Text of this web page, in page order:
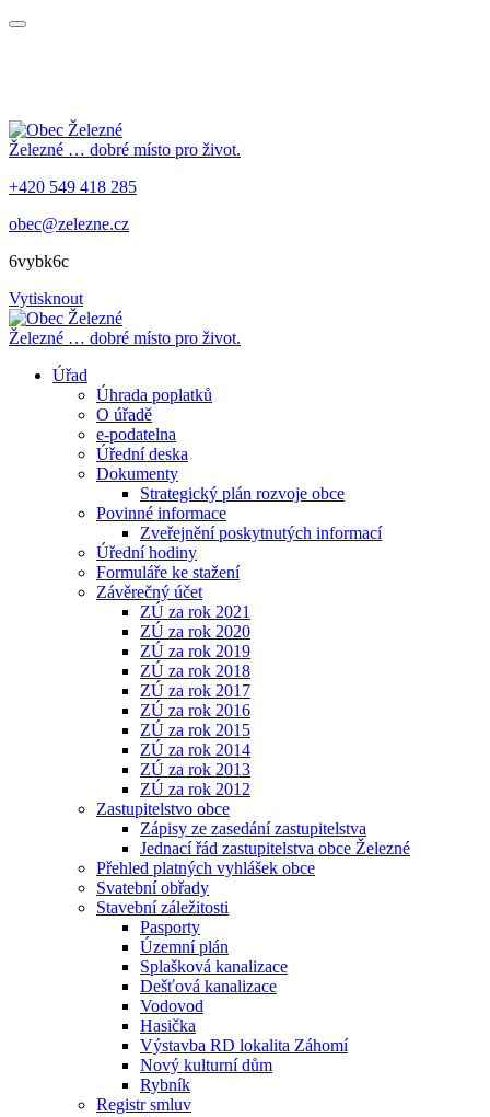
Železné … dobré místo pro život.
+420 549 418 285
obec@zelezne.cz
6vybk6c
Vytisknout
Železné … dobré místo pro život.
Úřad
Úhrada poplatků
O úřadě
e-podatelna
Úřední deska
Dokumenty
Strategický plán rozvoje obce
Povinné informace
Zveřejnění poskytnutých informací
Úřední hodiny
Formuláře ke stažení
Závěrečný účet
ZÚ za rok 2021
ZÚ za rok 2020
ZÚ za rok 2019
ZÚ za rok 2018
ZÚ za rok 2017
ZÚ za rok 2016
ZÚ za rok 2015
ZÚ za rok 2014
ZÚ za rok 2013
ZÚ za rok 2012
Zastupitelstvo obce
Zápisy ze zasedání zastupitelstva
Jednací řád zastupitelstva obce Železné
Přehled platných vyhlášek obce
Svatební obřady
Stavební záležitosti
Pasporty
Územní plán
Splašková kanalizace
Dešťová kanalizace
Vodovod
Hasička
Výstavba RD lokalita Záhomí
Nový kulturní dům
Rybník
Registr smluv